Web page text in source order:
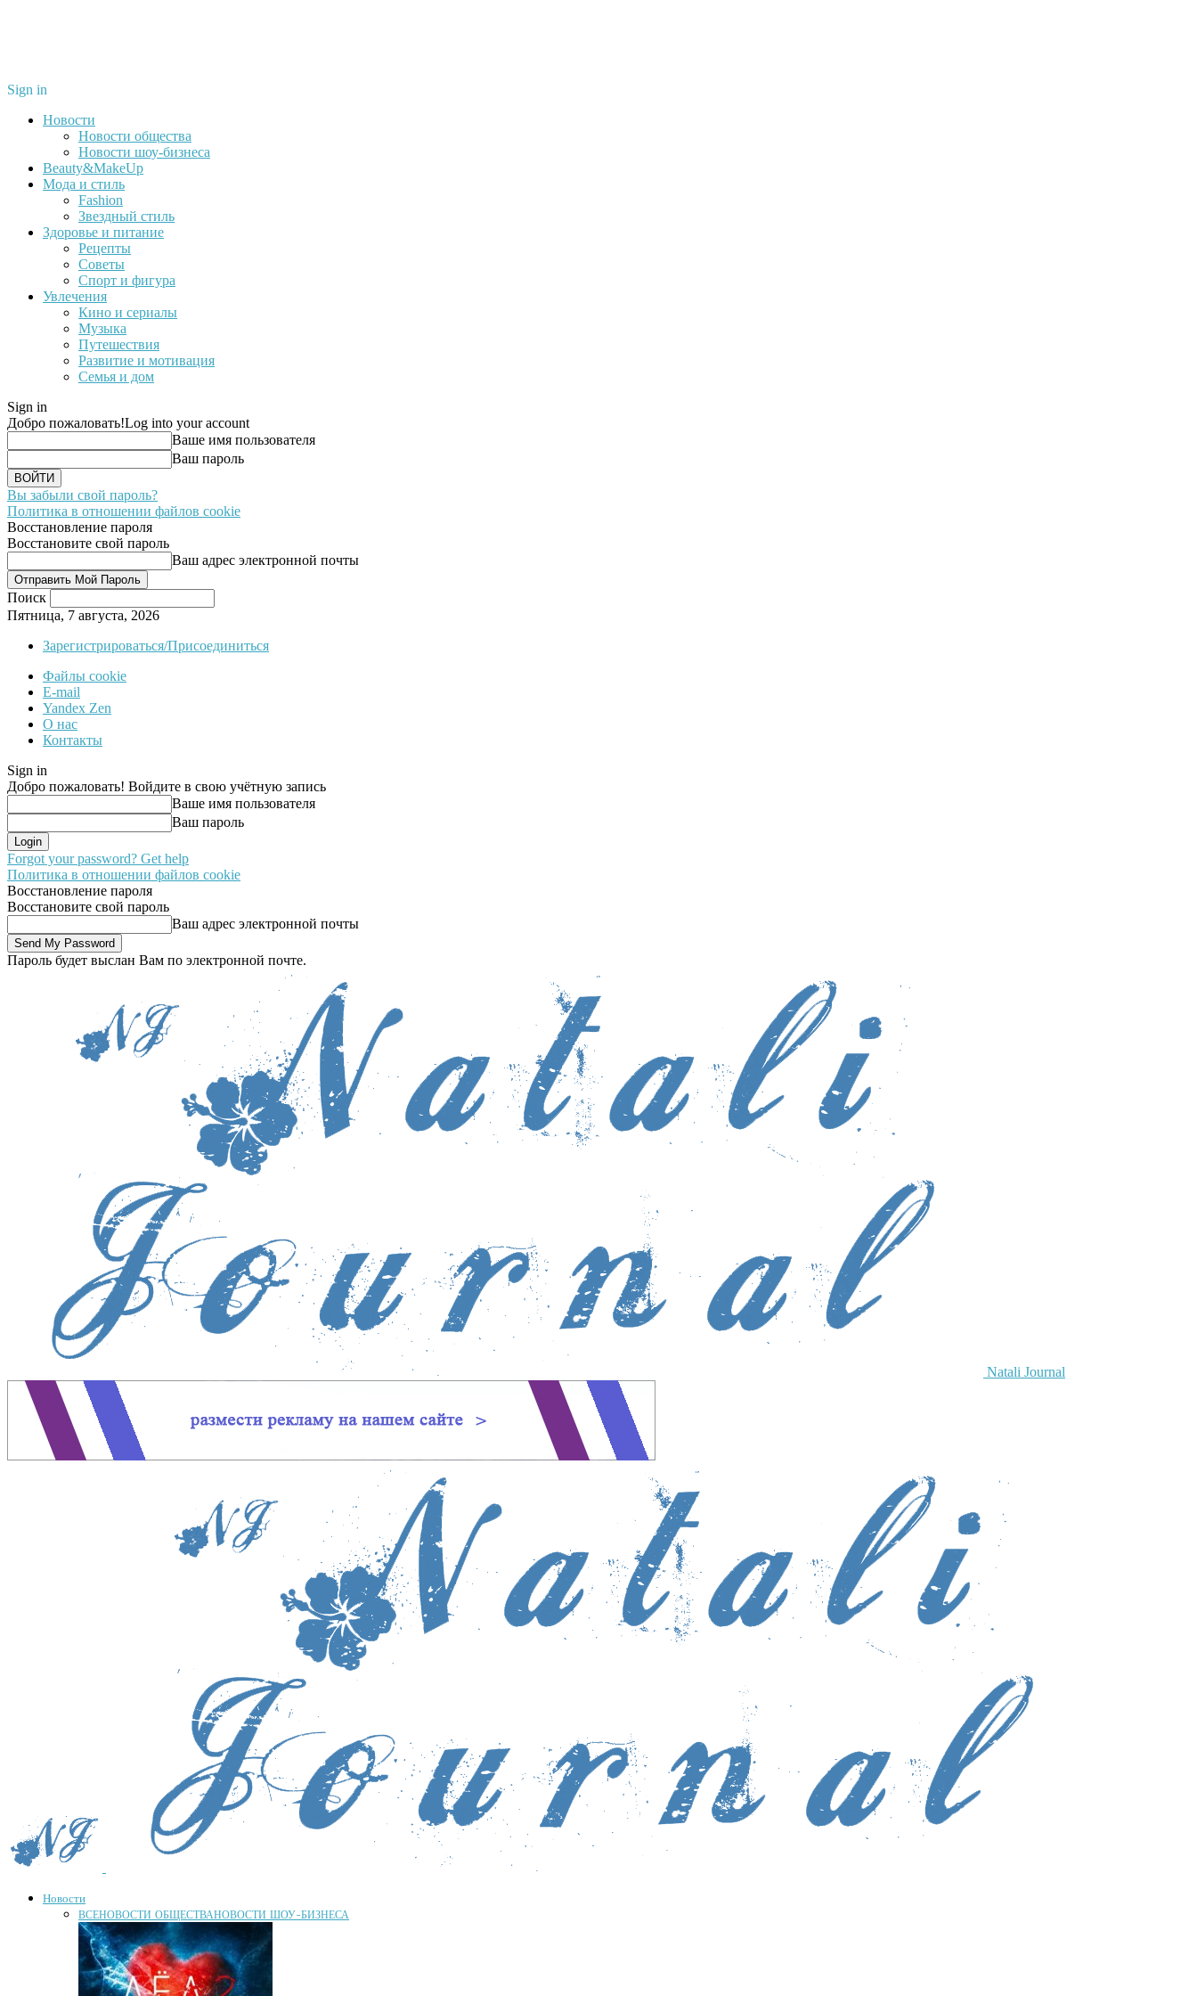
Sign in
Новости
Новости общества
Новости шоу-бизнеса
Beauty&MakeUp
Мода и стиль
Fashion
Звездный стиль
Здоровье и питание
Рецепты
Советы
Спорт и фигура
Увлечения
Кино и сериалы
Музыка
Путешествия
Развитие и мотивация
Семья и дом
Sign in
Добро пожаловать!Log into your account
Ваше имя пользователя
Ваш пароль
Вы забыли свой пароль?
Политика в отношении файлов cookie
Восстановление пароля
Восстановите свой пароль
Ваш адрес электронной почты
Поиск
Пятница, 7 августа, 2026
Зарегистрироваться/Присоединиться
Файлы cookie
E-mail
Yandex Zen
О нас
Контакты
Sign in
Добро пожаловать! Войдите в свою учётную запись
Ваше имя пользователя
Ваш пароль
Forgot your password? Get help
Политика в отношении файлов cookie
Восстановление пароля
Восстановите свой пароль
Ваш адрес электронной почты
Пароль будет выслан Вам по электронной почте.
Natali Journal
Новости
ВСЕНОВОСТИ ОБЩЕСТВАНОВОСТИ ШОУ-БИЗНЕСА